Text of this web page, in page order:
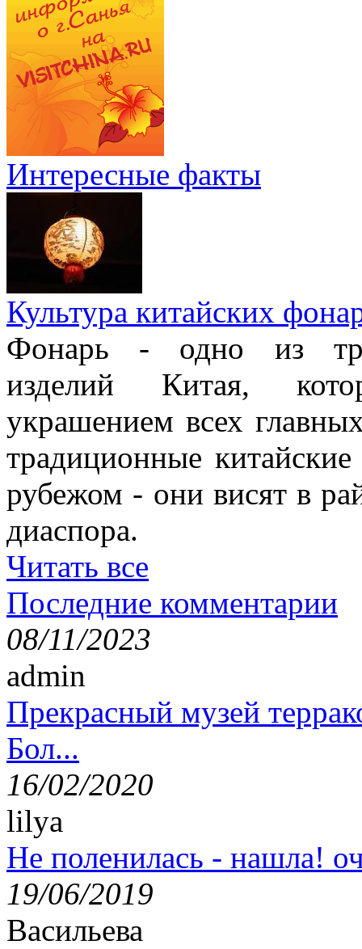
Интересные факты
Культура китайских
Фонарь - одно из
изделий Китая,
украшением всех
традиционные
рубежом - они висят в
диаспора.
Читать все
Последние комментарии
08/11/2023
admin
Прекрасный музей
Бол...
16/02/2020
lilya
Не поленилась - нашла!
19/06/2019
Васильева